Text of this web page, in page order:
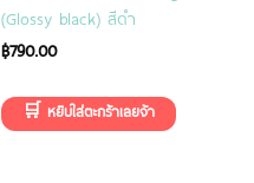
(Glossy black) สีดำ
฿790.00